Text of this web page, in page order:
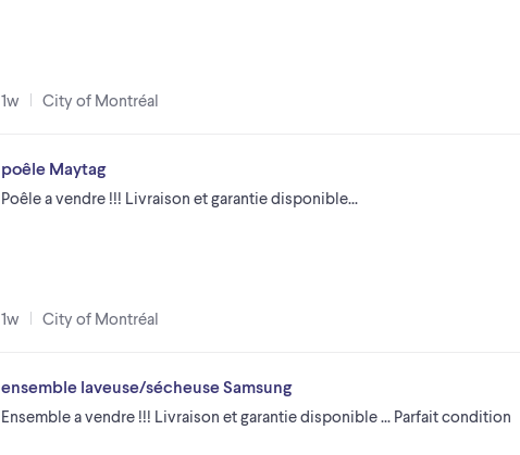
1w City of Montréal
poêle Maytag
Poêle a vendre !!! Livraison et garantie disponible...
1w City of Montréal
ensemble laveuse/sécheuse Samsung
Ensemble a vendre !!! Livraison et garantie disponible ... Parfait condition